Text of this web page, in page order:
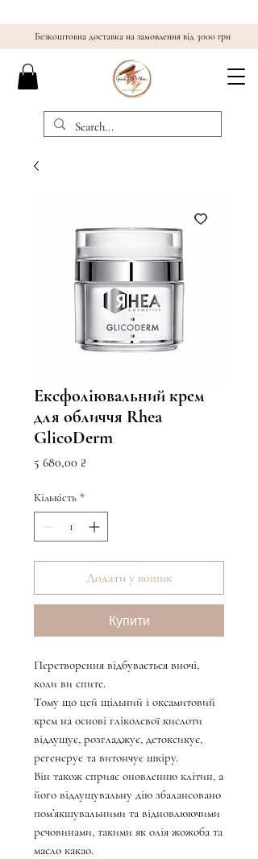
Безкоштовна доставка на замовлення від 3000 грн
Ексфоліювальний крем
для обличчя Rhea
GlicoDerm
5 680,00 ₴
Кількість *
Додати у кошик
Купити
Перетворення відбувається вночі,
коли ви спите.
Тому що цей щільний і оксамитовий
крем на основі гліколевої кислоти
відлущує, розгладжує, детоксикує,
регенерує та витончує шкіру.
Він також сприяє оновленню клітин, а
його відлущувальну дію збалансовано
пом’якшувальними та відновлюючими
речовинами, такими як олія жожоба та
масло какао.